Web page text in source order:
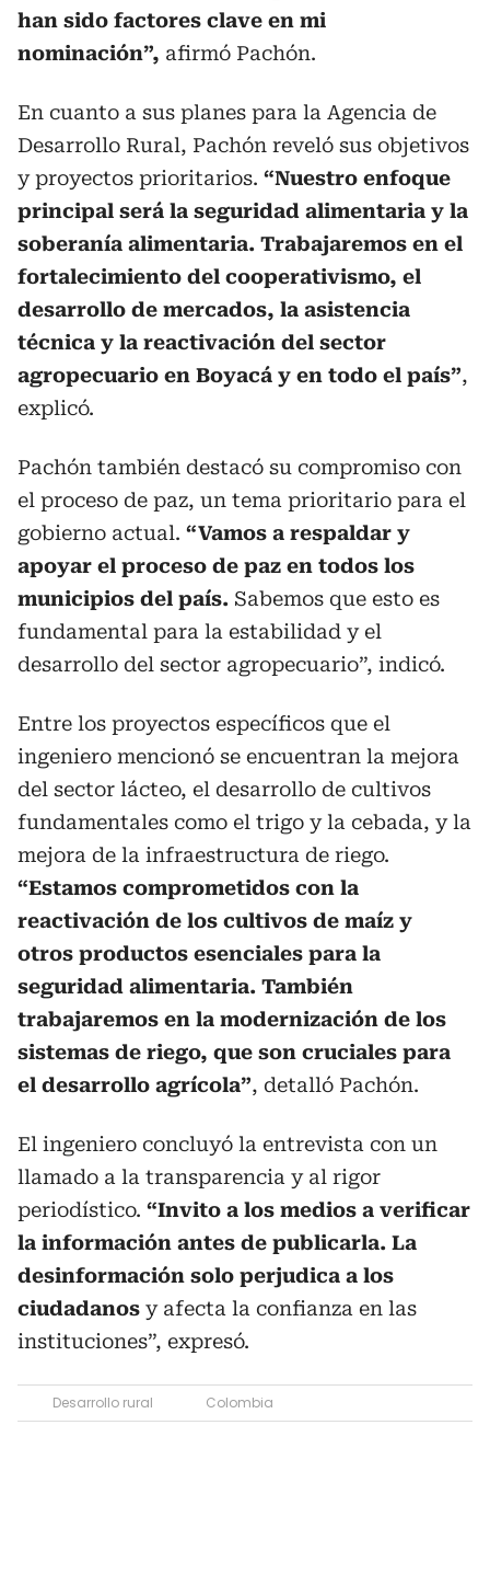
han sido factores clave en mi
nominación”, afirmó Pachón.
En cuanto a sus planes para la Agencia de
Desarrollo Rural, Pachón reveló sus objetivos
y proyectos prioritarios. “Nuestro enfoque
principal será la seguridad alimentaria y la
soberanía alimentaria. Trabajaremos en el
fortalecimiento del cooperativismo, el
desarrollo de mercados, la asistencia
técnica y la reactivación del sector
agropecuario en Boyacá y en todo el país”,
explicó.
Pachón también destacó su compromiso con
el proceso de paz, un tema prioritario para el
gobierno actual. “Vamos a respaldar y
apoyar el proceso de paz en todos los
municipios del país. Sabemos que esto es
fundamental para la estabilidad y el
desarrollo del sector agropecuario”, indicó.
Entre los proyectos específicos que el
ingeniero mencionó se encuentran la mejora
del sector lácteo, el desarrollo de cultivos
fundamentales como el trigo y la cebada, y la
mejora de la infraestructura de riego.
“Estamos comprometidos con la
reactivación de los cultivos de maíz y
otros productos esenciales para la
seguridad alimentaria. También
trabajaremos en la modernización de los
sistemas de riego, que son cruciales para
el desarrollo agrícola”, detalló Pachón.
El ingeniero concluyó la entrevista con un
llamado a la transparencia y al rigor
periodístico. “Invito a los medios a verificar
la información antes de publicarla. La
desinformación solo perjudica a los
ciudadanos y afecta la confianza en las
instituciones”, expresó.
Desarrollo rural Colombia